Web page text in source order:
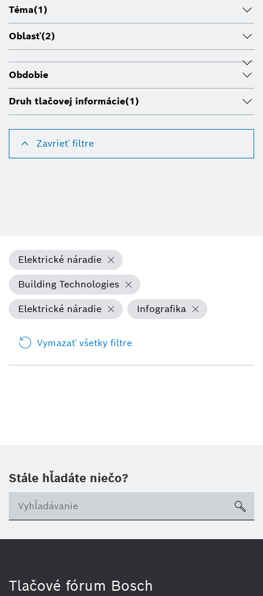
Téma(1)
Oblasť(2)
Obdobie
Druh tlačovej informácie(1)
Zavrieť filtre
Elektrické náradie
Building Technologies
Elektrické náradie
Infografika
Vymazať všetky filtre
Stále hľadáte niečo?
Tlačové fórum Bosch